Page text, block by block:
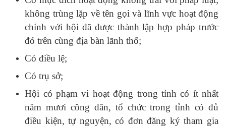
không trùng lặp về tên gọi và lĩnh vực hoạt động
chính với hội đã được thành lập hợp pháp trước
đó trên cùng địa bàn lãnh thổ;
Có điều lệ;
Có trụ sở;
Hội có phạm vi hoạt động trong tỉnh có ít nhất
năm mươi công dân, tổ chức trong tỉnh có đủ
điều kiện, tự nguyện, có đơn đăng ký tham gia